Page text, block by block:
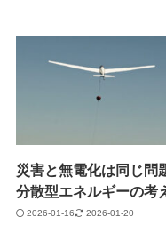
災害と無電化は同じ問
分散型エネルギーの考
2026-01-16 2026-01-20